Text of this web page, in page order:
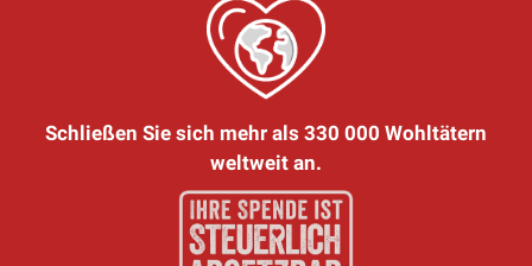
Schließen Sie sich mehr als 330 000 Wohltätern
weltweit an.